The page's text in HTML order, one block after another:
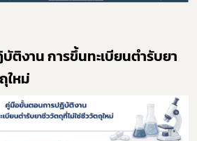
งาน การขึ้นทะเบียนตำรับยา
ใหม่
Subscribe